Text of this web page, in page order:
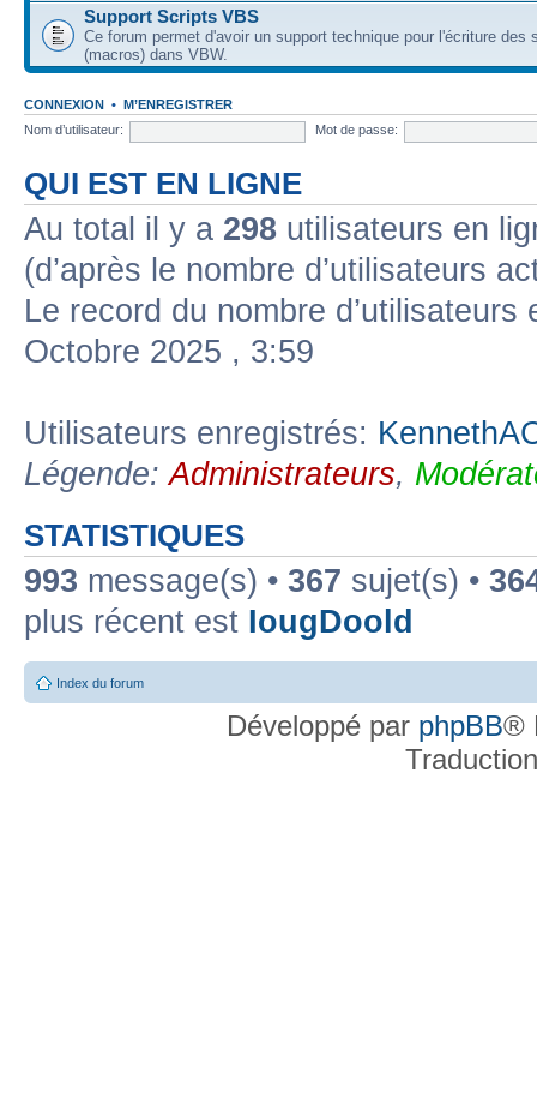
Support Scripts VBS
Ce forum permet d'avoir un support technique pour l'écriture des
(macros) dans VBW.
CONNEXION • M’ENREGISTRER
Nom d’utilisateur:
Mot de passe:
QUI EST EN LIGNE
Au total il y a 298 utilisateurs en
(d’après le nombre d’utilisateurs
Le record du nombre
Octobre 2025 , 3:59
Utilisateurs enregistrés:
Légende:Administrateurs,
STATISTIQUES
993 message(s) • 367 sujet(s) •
plus récent est IougDoold
Index du forum
Développé par phpBB®